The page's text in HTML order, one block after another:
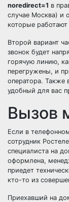
noredirect=1 в
случае Москва) и
которые
Второй вариант
звонок будет
горячую линию,
перегружены, и
оператора. Также
удобный для вас
Вызов
Если в
сотрудник
специалиста на
оформлена,
приедет
кто-то из
Приехавший на